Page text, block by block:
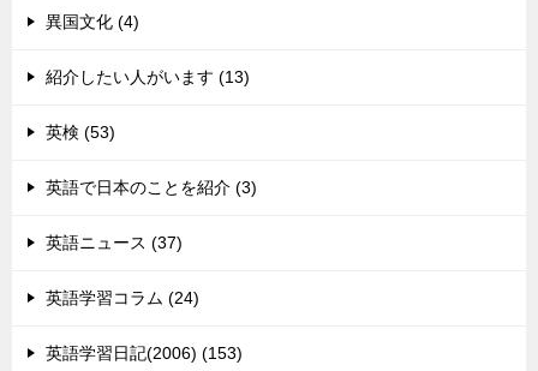
異国文化 (4)
紹介したい人がいます (13)
英検 (53)
英語で日本のことを紹介 (3)
英語ニュース (37)
英語学習コラム (24)
英語学習日記(2006) (153)